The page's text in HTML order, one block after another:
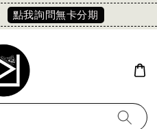
點我詢問無卡分期